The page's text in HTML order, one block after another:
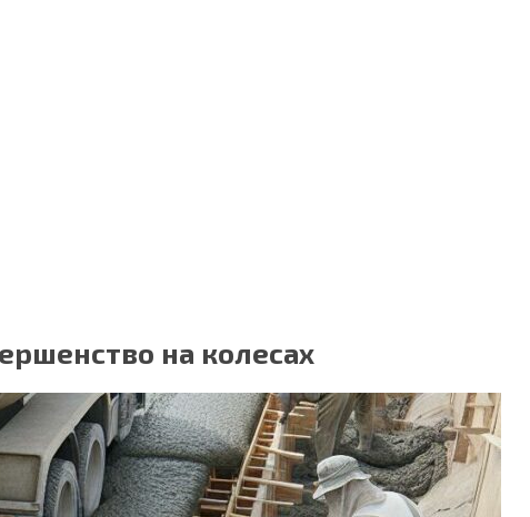
на колесах